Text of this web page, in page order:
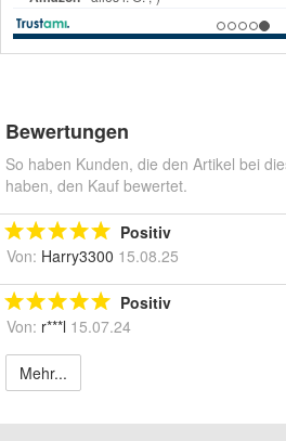
Bewertungen
So haben Kunden, die den Artikel bei
haben, den Kauf bewertet.
Positiv
Von: Harry3300 15.08.25
Positiv
Von: r***l 15.07.24
Mehr...